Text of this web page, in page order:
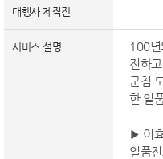
대행사 제작진
서비스 설명
100년
전하
군침
한 일
▶ 이
일품